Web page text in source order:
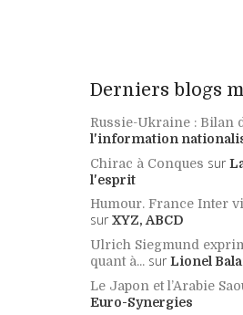
Derniers blogs
Russie-Ukraine : Bilan
l'information
Chirac à Conques sur
l'esprit
Humour. France Inter
sur XYZ, ABCD
Ulrich Siegmund
quant à... sur Lionel
Le Japon et l’Arabie
Euro-Synergies